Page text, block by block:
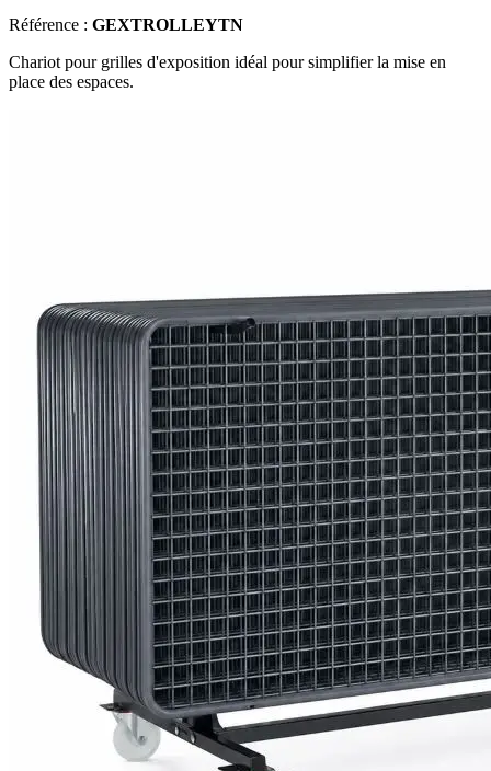
Référence : GEXTROLLEYTN
Chariot pour grilles d'exposition idéal pour simplifier la mise en
place des espaces.